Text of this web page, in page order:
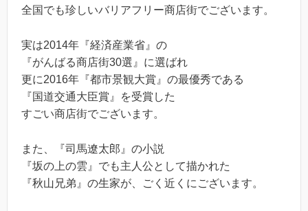
全国でも珍しいバリアフリー商店街でございます。
実は2014年『経済産業省』の
『がんばる商店街30選』に選ばれ
更に2016年『都市景観大賞』の最優秀である
『国道交通大臣賞』を受賞した
すごい商店街でございます。
また、『司馬遼太郎』の小説
『坂の上の雲』でも主人公として描かれた
『秋山兄弟』の生家が、ごく近くにございます。